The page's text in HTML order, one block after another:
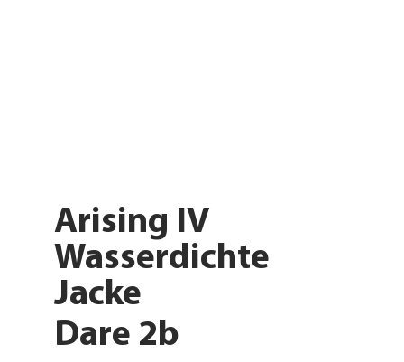
Arising IV
Wasserdichte
Jacke
Dare 2b